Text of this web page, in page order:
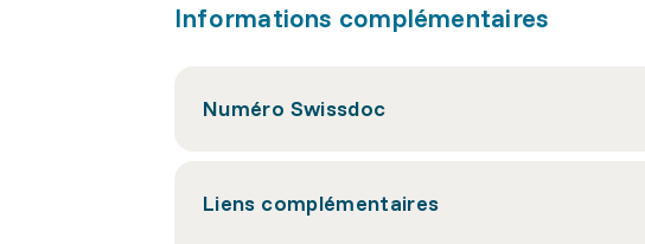
Informations complémentaires
Numéro Swissdoc
Liens complémentaires